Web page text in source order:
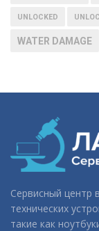
UNLOCKED
WATER DAMAGE
Сервисный
технических
такие как